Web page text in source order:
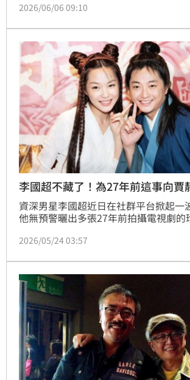
技與熱血音樂夢想的電影正式啟動。
2026/06/06 09:10
李國超不藏了！為27年前這事向賈
資深男星李國超近日在社群平台掀起一
他無預警曬出多張27年前拍攝電視劇的
別公開向女星賈靜雯幽默致歉，意外成
2026/05/24 03:57